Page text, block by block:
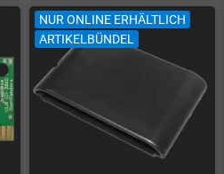
NUR ONLINE ERHÄLTLICH
ARTIKELBÜNDEL